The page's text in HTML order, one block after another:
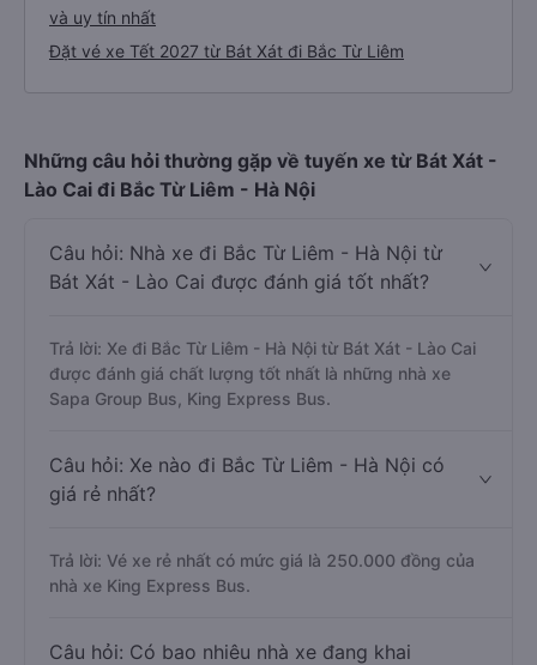
và uy tín nhất
Đặt vé xe Tết 2027 từ Bát Xát đi Bắc Từ Liêm
Những câu hỏi thường gặp về tuyến xe từ Bát Xát -
Lào Cai đi Bắc Từ Liêm - Hà Nội
Câu hỏi: Nhà xe đi Bắc Từ Liêm - Hà Nội từ
Bát Xát - Lào Cai được đánh giá tốt nhất?
Trả lời: Xe đi Bắc Từ Liêm - Hà Nội từ Bát Xát - Lào Cai
được đánh giá chất lượng tốt nhất là những nhà xe
Sapa Group Bus, King Express Bus.
Câu hỏi: Xe nào đi Bắc Từ Liêm - Hà Nội có
giá rẻ nhất?
Trả lời: Vé xe rẻ nhất có mức giá là 250.000 đồng của
nhà xe King Express Bus.
Câu hỏi: Có bao nhiêu nhà xe đang khai